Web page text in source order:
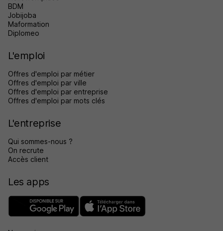
BDM
Jobijoba
Maformation
Diplomeo
L'emploi
Offres d'emploi par métier
Offres d'emploi par ville
Offres d'emploi par entreprise
Offres d'emploi par mots clés
L'entreprise
Qui sommes-nous ?
On recrute
Accès client
Les apps